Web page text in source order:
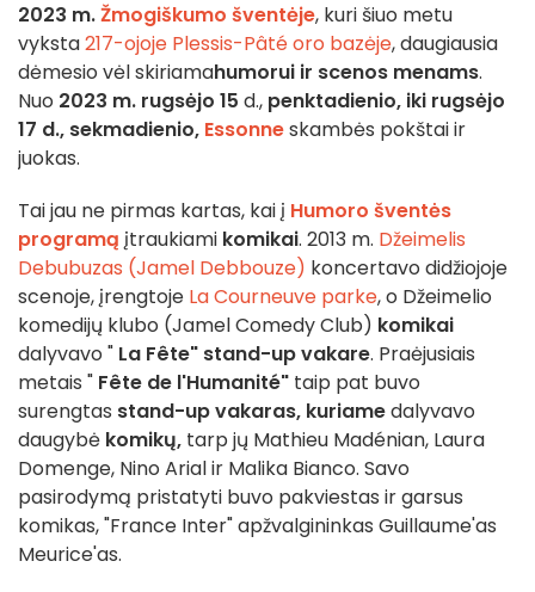
2023 m.Žmogiškumo šventėje, kuri šiuo metu
vyksta217-ojoje Plessis-Pâté oro bazėje, daugiausia
dėmesio vėl skiriamahumorui ir scenos menams.
Nuo 2023 m. rugsėjo 15 d., penktadienio, iki rugsėjo
17 d., sekmadienio, Essonneskambės pokštai ir
juokas.
Tai jau ne pirmas kartas, kai į Humoro šventės
programą įtraukiami komikai. 2013 m. Džeimelis
Debubuzas (Jamel Debbouze) koncertavo didžiojoje
scenoje, įrengtoje La Courneuve parke, o Džeimelio
komedijų klubo (Jamel Comedy Club) komikai
dalyvavo " La Fête" stand-up vakare. Praėjusiais
metais " Fête de l'Humanité" taip pat buvo
surengtas stand-up vakaras, kuriamedalyvavo
daugybė komikų, tarp jų Mathieu Madénian, Laura
Domenge, Nino Arial ir Malika Bianco. Savo
pasirodymą pristatyti buvo pakviestas ir garsus
komikas, "France Inter" apžvalgininkas Guillaume'as
Meurice'as.